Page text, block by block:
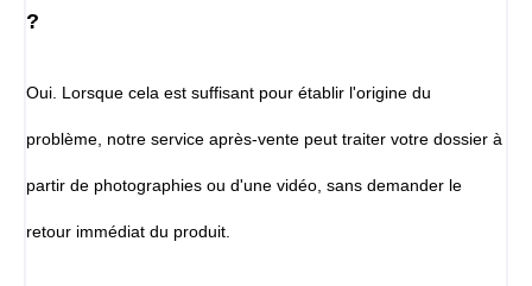
?
Oui. Lorsque cela est suffisant pour établir l'origine du
problème, notre service après-vente peut traiter votre dossier à
partir de photographies ou d'une vidéo, sans demander le
retour immédiat du produit.